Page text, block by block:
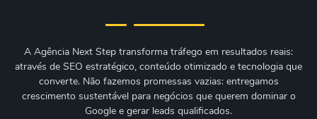
A Agência Next Step transforma tráfego em resultados reais:
através de SEO estratégico, conteúdo otimizado e tecnologia que
converte. Não fazemos promessas vazias: entregamos
crescimento sustentável para negócios que querem dominar o
Google e gerar leads qualificados.